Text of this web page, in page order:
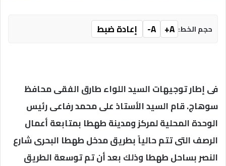
حجم الخط: A+
A- إعادة ضبط
فى إطار توجيهات السيد اللواء طارق الفقى محافظ
سوهاج. قام السيد الأستاذ على محمد رفاعى رئيس
الوحدة المحلية لمركز ومدينة طهطا بمتابعة أعمال
الرصف التى تتم حالياً بطريق مدخل طهطا البحرى شارع
النصر بساحل طهطا وذلك بعد أن تم توسعة الطريق